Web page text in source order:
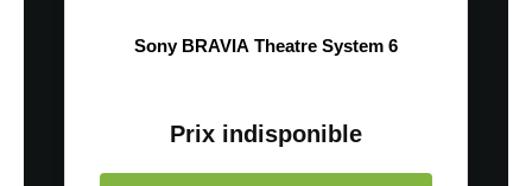
Sony BRAVIA Theatre System 6
Prix indisponible